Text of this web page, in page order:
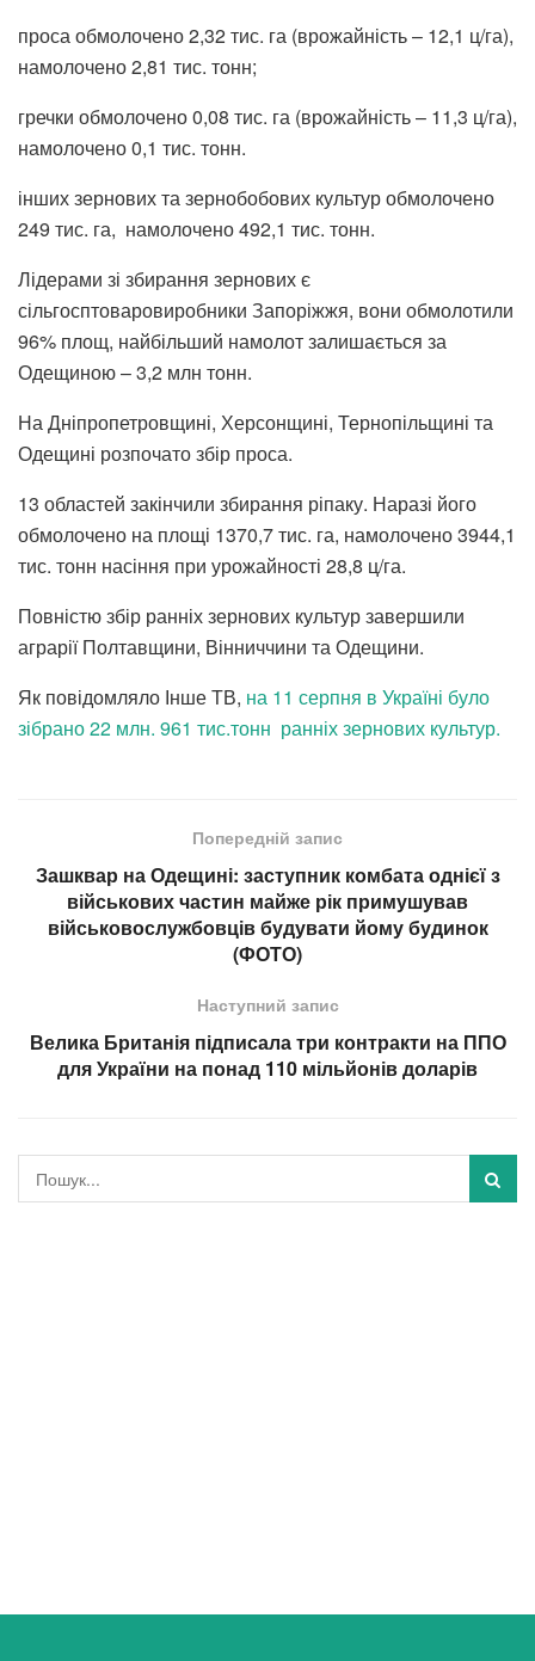
проса обмолочено 2,32 тис. га (врожайність – 12,1 ц/га),
намолочено 2,81 тис. тонн;
гречки обмолочено 0,08 тис. га (врожайність – 11,3 ц/га),
намолочено 0,1 тис. тонн.
інших зернових та зернобобових культур обмолочено
249 тис. га, намолочено 492,1 тис. тонн.
Лідерами зі збирання зернових є
сільгосптоваровиробники Запоріжжя, вони обмолотили
96% площ, найбільший намолот залишається за
Одещиною – 3,2 млн тонн.
На Дніпропетровщині, Херсонщині, Тернопільщині та
Одещині розпочато збір проса.
13 областей закінчили збирання ріпаку. Наразі його
обмолочено на площі 1370,7 тис. га, намолочено 3944,1
тис. тонн насіння при урожайності 28,8 ц/га.
Повністю збір ранніх зернових культур завершили
аграрії Полтавщини, Вінниччини та Одещини.
Як повідомляло Інше ТВ, на 11 серпня в Україні було
зібрано 22 млн. 961 тис.тонн ранніх зернових культур.
Попередній запис
Зашквар на Одещині: заступник комбата однієї з
військових частин майже рік примушував
військовослужбовців будувати йому будинок
(ФОТО)
Наступний запис
Велика Британія підписала три контракти на ППО
для України на понад 110 мільйонів доларів